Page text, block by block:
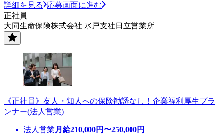
詳細を見る
応募画面に進む
正社員
大同生命保険株式会社 水戸支社日立営業所
《正社員》友人・知人への保険勧誘なし！企業福利厚生プラ
ンナー(法人営業)
法人営業 月給210,000円〜250,000円